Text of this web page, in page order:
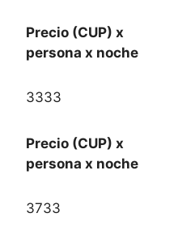
Precio (CUP) x
persona x noche
3333
Precio (CUP) x
persona x noche
3733